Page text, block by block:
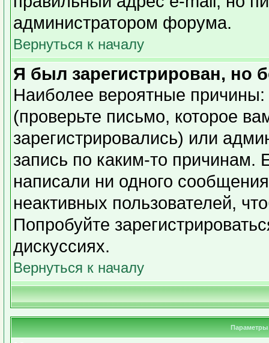
администратором форума.
Вернуться к началу
Я был зарегистрирован, но
Наиболее вероятные
(проверьте письмо, которое
зарегистрировались) или
запись по каким-то причинам.
написали ни одного
неактивных пользователей,
Попробуйте
дискуссиях.
Вернуться к началу
Параметры